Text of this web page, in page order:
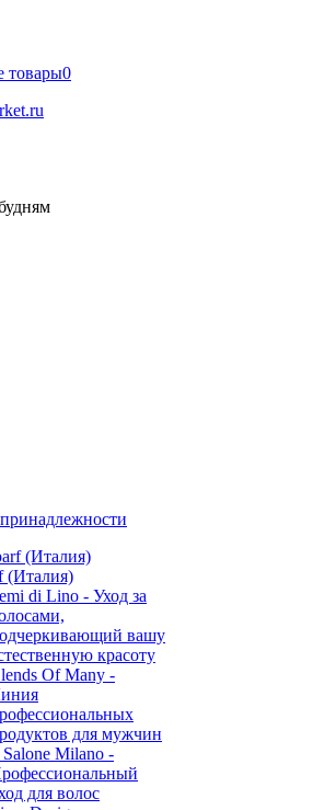
товары0
(Италия)
di Lino - Уход за
вашу
красоту
Of Many -
для мужчин
Milano -
для волос